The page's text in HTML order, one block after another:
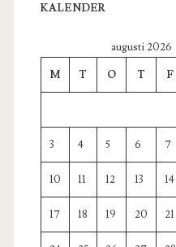
KALENDER
augusti 2026
M T O T F
3 4 5 6 7
10 11 12 13 14
17 18 19 20 21